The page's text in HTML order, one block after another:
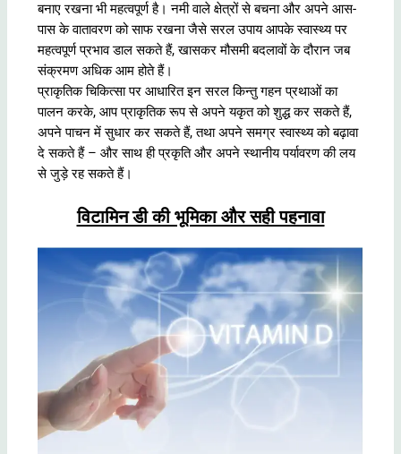
बनाए रखना भी महत्वपूर्ण है। नमी वाले क्षेत्रों से बचना और अपने आस-
पास के वातावरण को साफ रखना जैसे सरल उपाय आपके स्वास्थ्य पर
महत्वपूर्ण प्रभाव डाल सकते हैं, खासकर मौसमी बदलावों के दौरान जब
संक्रमण अधिक आम होते हैं।
प्राकृतिक चिकित्सा पर आधारित इन सरल किन्तु गहन प्रथाओं का
पालन करके, आप प्राकृतिक रूप से अपने यकृत को शुद्ध कर सकते हैं,
अपने पाचन में सुधार कर सकते हैं, तथा अपने समग्र स्वास्थ्य को बढ़ावा
दे सकते हैं – और साथ ही प्रकृति और अपने स्थानीय पर्यावरण की लय
से जुड़े रह सकते हैं।
विटामिन डी की भूमिका और सही पहनावा